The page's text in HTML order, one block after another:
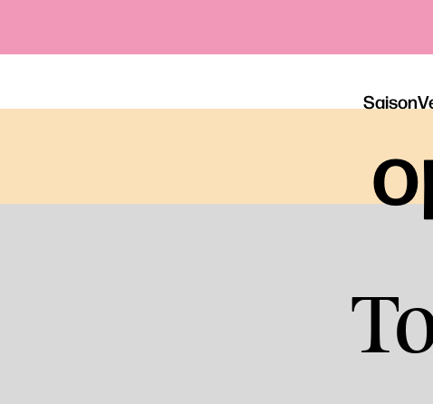
Saison